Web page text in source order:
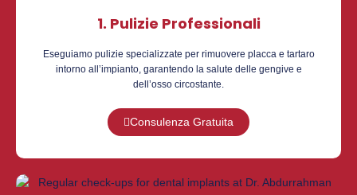
1. Pulizie Professionali
Eseguiamo pulizie specializzate per rimuovere placca e tartaro
intorno all’impianto, garantendo la salute delle gengive e
dell’osso circostante.
Consulenza Gratuita